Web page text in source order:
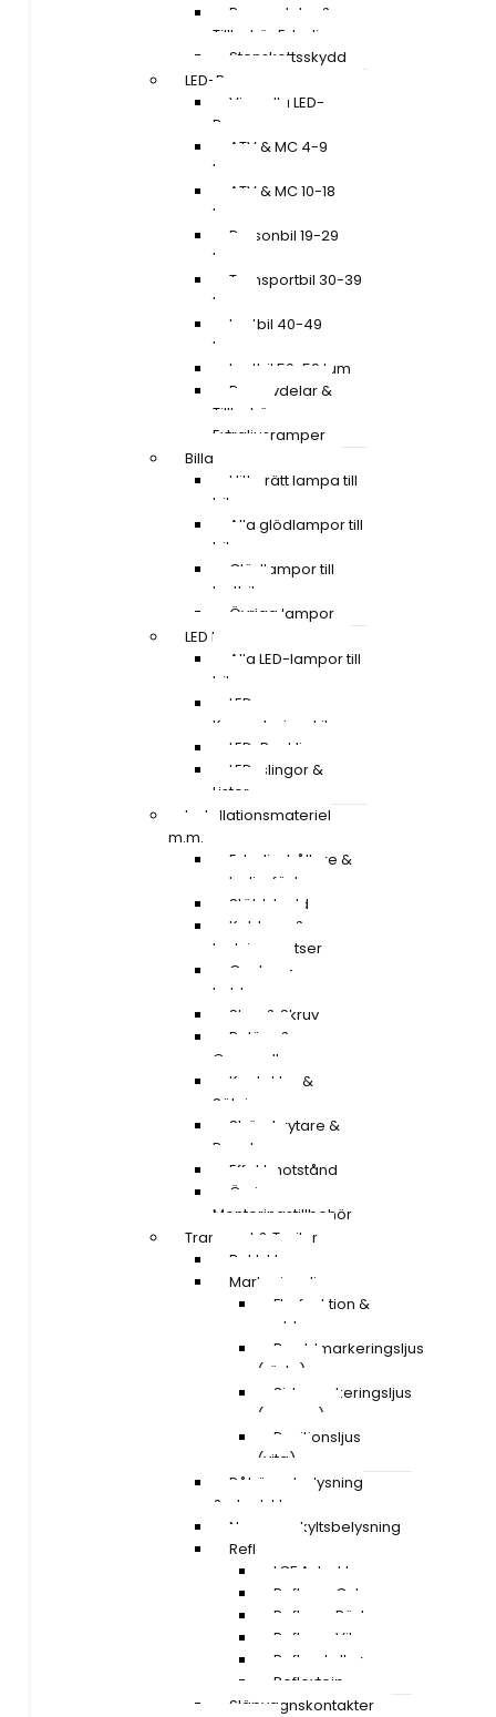
Reservdelar &
Tillbehör Extraljus
Stenskottsskydd
LED-Ramper
Visa alla LED-
Ramper
ATV & MC 4-9
tum
ATV & MC 10-18
tum
Personbil 19-29
tum
Transportbil 30-39
tum
Lastbil 40-49
tum
Lastbil 50-59 tum
Reservdelar &
Tillbehör
Extraljusramper
Billampor
Hitta rätt lampa till
bilen
Alla glödlampor till
bil
Glödlampor till
lastbil
Övriga lampor
LED Lampor
Alla LED-lampor till
bil
LED
Konverteringskit
LED-Backljus
LED-slingor &
Lister
Installationsmateriel
m.m.
Extraljushållare &
extraljusfäste
Stöldskydd
Kablage &
Ledningssatser
Canbus-
kablage
Stag & Skruv
Reläer &
Omvandlare
Kontakter &
Säkringar
Strömbrytare &
Paneler
Effektmotstånd
Övriga
Monteringstillbehör
Transport & Trailer
Baklyktor
Markeringsljus
Flerfunktion &
snablar
Breddmarkeringsljus
(röda)
Sidomarkeringsljus
(orange)
Positionsljus
(vita)
Påhängsbelysning
& ploglyktor
Nummerskyltsbelysning
Reflexer
LGF A-traktor
Reflexer Gula
Reflexer Röda
Reflexer Vita
Reflexskyltar
Reflextejp
Släpvagnskontakter